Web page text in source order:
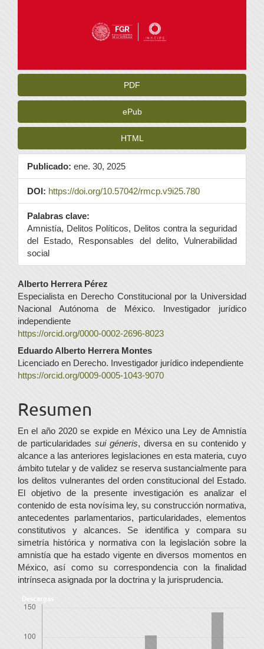
PDF
ePub
HTML
Publicado: ene. 30, 2025
DOI: https://doi.org/10.57042/rmcp.v9i25.780
Palabras clave:
Amnistía, Delitos Políticos, Delitos contra la seguridad
del Estado, Responsables del delito, Vulnerabilidad
social
Contenido
principal
del
artículo
Alberto Herrera Pérez
Especialista en Derecho Constitucional por la Universidad
Nacional Autónoma de México. Investigador jurídico
independiente
https://orcid.org/0000-0002-2696-8023
Eduardo Alberto Herrera Montes
Licenciado en Derecho. Investigador jurídico independiente
https://orcid.org/0009-0005-1043-9070
Resumen
En el año 2020 se expide en México una Ley de Amnistía
de particularidades sui géneris, diversa en su contenido y
alcance a las anteriores legislaciones en esta materia, cuyo
ámbito tutelar y de validez se reserva sustancialmente para
los delitos vulnerantes del orden constitucional del Estado.
El objetivo de la presente investigación es analizar el
contenido de esta novísima ley, su construcción normativa,
antecedentes parlamentarios, particularidades, elementos
constitutivos y alcances. Se identifica y compara su
simetría histórica y normativa con la legislación sobre la
amnistía que ha estado vigente en diversos momentos en
México, así como su correspondencia con la finalidad
intrínseca asignada por la doctrina y la jurisprudencia.
Descargas